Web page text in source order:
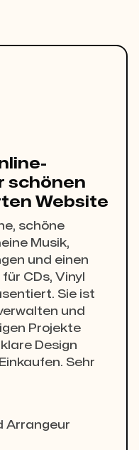
schönen
Website
schöne
Musik,
und einen
CDs, Vinyl
Sie ist
und
Projekte
Design
Sehr
Arrangeur